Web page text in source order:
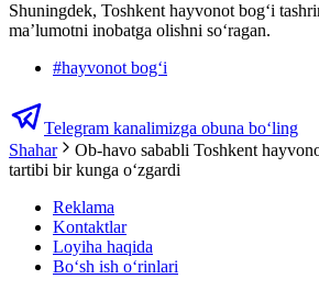
Shuningdek, Toshkent hayvonot bogʻi
ma’lumotni inobatga olishni soʻragan.
#hayvonot bogʻi
Telegram kanalimizga obuna bo‘ling
Shahar
Ob-havo sababli Toshkent
tartibi bir kunga oʻzgardi
Reklama
Kontaktlar
Loyiha haqida
Bo‘sh ish o‘rinlari